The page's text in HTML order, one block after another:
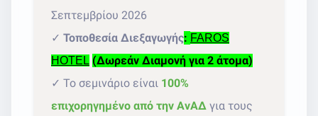
Σεπτεμβρίου 2026
✓ Τοποθεσία Διεξαγωγής: FAROS
HOTEL (Δωρεάν Διαμονή για 2 άτομα)
✓ Το σεμινάριο είναι 100%
επιχορηγημένο από την ΑνΑΔ για τους